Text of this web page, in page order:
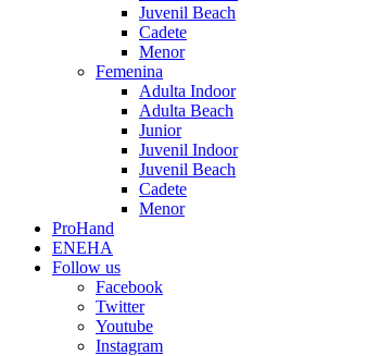
Juvenil Beach
Cadete
Menor
Femenina
Adulta Indoor
Adulta Beach
Junior
Juvenil Indoor
Juvenil Beach
Cadete
Menor
ProHand
ENEHA
Follow us
Facebook
Twitter
Youtube
Instagram